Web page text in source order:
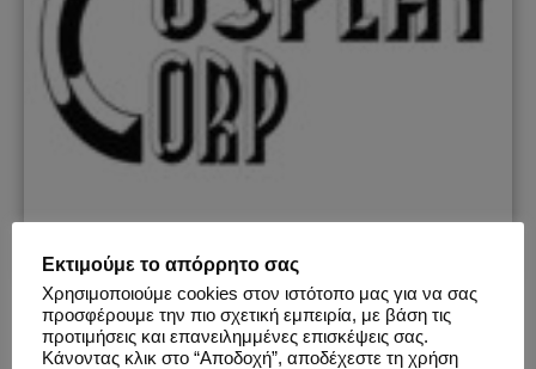
COSPLAY CORP
|||Ενεργός: Όχι ||| Αριθμός Εκδηλώσεων: 4 |||Πόλεις
Εκτιμούμε το απόρρητο σας
Χρησιμοποιούμε cookies στον ιστότοπο μας για να σας
προσφέρουμε την πιο σχετική εμπειρία, με βάση τις
προτιμήσεις και επανειλημμένες επισκέψεις σας.
Κάνοντας κλικ στο “Αποδοχή”, αποδέχεστε τη χρήση